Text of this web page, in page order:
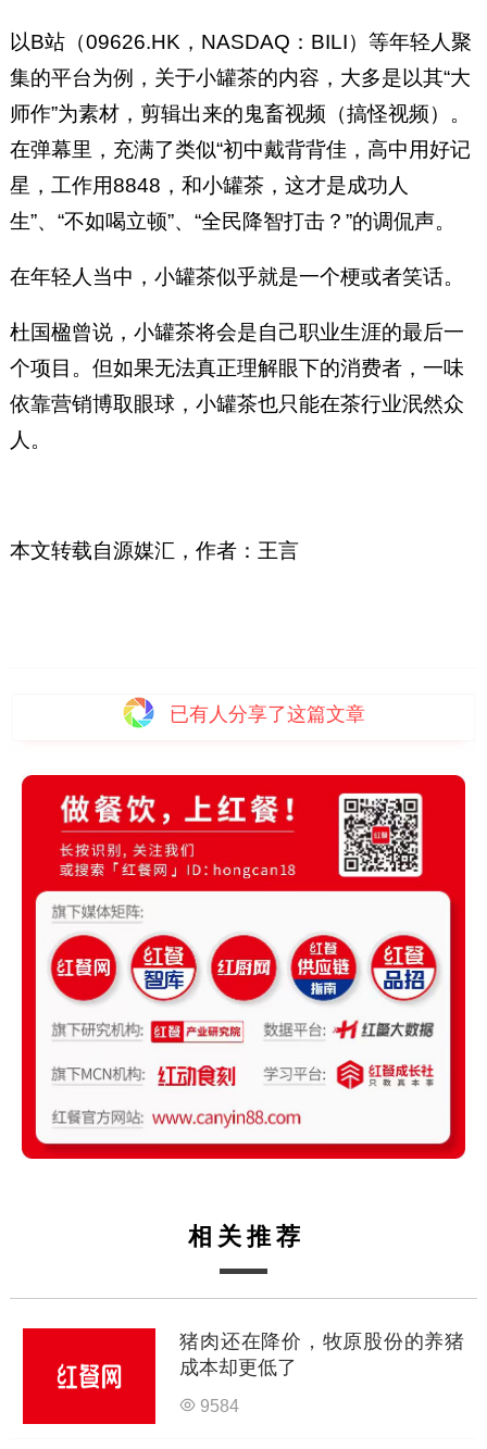
以B站（09626.HK，NASDAQ：BILI）等年轻人聚
集的平台为例，关于小罐茶的内容，大多是以其“大
师作”为素材，剪辑出来的鬼畜视频（搞怪视频）。
在弹幕里，充满了类似“初中戴背背佳，高中用好记
星，工作用8848，和小罐茶，这才是成功人
生”、“不如喝立顿”、“全民降智打击？”的调侃声。
在年轻人当中，小罐茶似乎就是一个梗或者笑话。
杜国楹曾说，小罐茶将会是自己职业生涯的最后一
个项目。但如果无法真正理解眼下的消费者，一味
依靠营销博取眼球，小罐茶也只能在茶行业泯然众
人。
本文转载自源媒汇，作者：王言
已有 人分享了这篇文章
相关推荐
猪肉还在降价，牧原股份的养猪
成本却更低了
9584